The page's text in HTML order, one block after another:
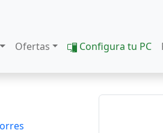
Ofertas Configura tu PC